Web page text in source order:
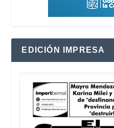
EDICIÓN IMPRESA